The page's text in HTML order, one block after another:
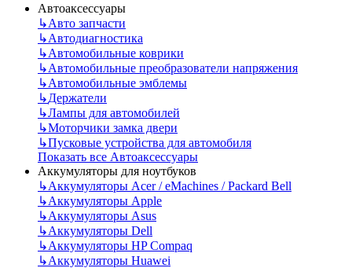
Автоаксессуары
↳Авто запчасти
↳Автодиагностика
↳Автомобильные коврики
↳Автомобильные преобразователи напряжения
↳Автомобильные эмблемы
↳Держатели
↳Лампы для автомобилей
↳Моторчики замка двери
↳Пусковые устройства для автомобиля
Показать все Автоаксессуары
Аккумуляторы для ноутбуков
↳Аккумуляторы Acer / eMachines / Packard Bell
↳Аккумуляторы Apple
↳Аккумуляторы Asus
↳Аккумуляторы Dell
↳Аккумуляторы HP Compaq
↳Аккумуляторы Huawei